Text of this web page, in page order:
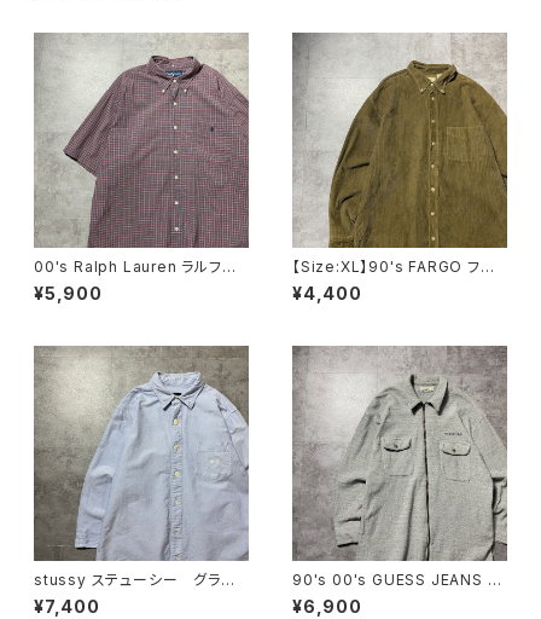
00's Ralph Lauren ラルフロ
ーレン 刺繍ロゴ ポニー チ
ェック総柄 半袖 ボタンダウ
¥5,900
【Size:XL】90's FARGO ファ
ーゴ コーデュロイ生地 胸ポ
ケット ブラウン ボタンダウン
¥4,400
stussy ステューシー グラデ
ーションボタン ショーンフォン
¥7,400
90's 00's GUESS JEANS ゲ
スジーンズ 刺繍ロゴ フラッ
¥6,900